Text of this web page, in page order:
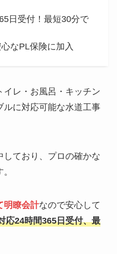
日受付！最短30分で
なPL保険に加入
イレ・お風呂・キッチン
ルに対応可能な水道工事
しており、プロの確かな
明瞭会計なので安心して
応24時間365日受付、最